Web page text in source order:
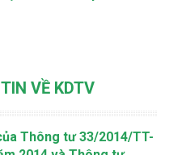
VỀ KDTV
Thông tư 33/2014/TT-